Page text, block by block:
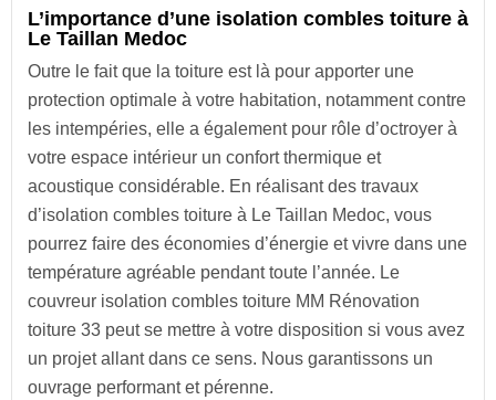
L’importance d’une isolation combles toiture à
Le Taillan Medoc
Outre le fait que la toiture est là pour apporter une
protection optimale à votre habitation, notamment contre
les intempéries, elle a également pour rôle d’octroyer à
votre espace intérieur un confort thermique et
acoustique considérable. En réalisant des travaux
d’isolation combles toiture à Le Taillan Medoc, vous
pourrez faire des économies d’énergie et vivre dans une
température agréable pendant toute l’année. Le
couvreur isolation combles toiture MM Rénovation
toiture 33 peut se mettre à votre disposition si vous avez
un projet allant dans ce sens. Nous garantissons un
ouvrage performant et pérenne.